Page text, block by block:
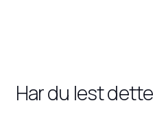
Har du lest